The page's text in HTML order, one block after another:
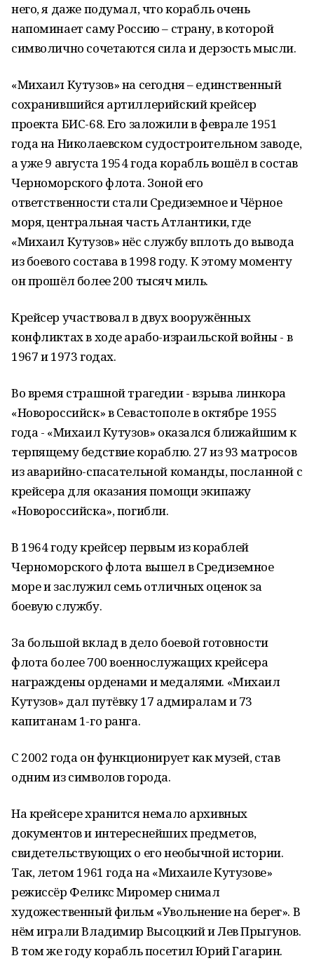
него, я даже подумал, что корабль очень
напоминает саму Россию – страну, в которой
символично сочетаются сила и дерзость мысли.
«Михаил Кутузов» на сегодня – единственный
сохранившийся артиллерийский крейсер
проекта БИС-68. Его заложили в феврале 1951
года на Николаевском судостроительном заводе,
а уже 9 августа 1954 года корабль вошёл в состав
Черноморского флота. Зоной его
ответственности стали Средиземное и Чёрное
моря, центральная часть Атлантики, где
«Михаил Кутузов» нёс службу вплоть до вывода
из боевого состава в 1998 году. К этому моменту
он прошёл более 200 тысяч миль.
Крейсер участвовал в двух вооружённых
конфликтах в ходе арабо-израильской войны - в
1967 и 1973 годах.
Во время страшной трагедии - взрыва линкора
«Новороссийск» в Севастополе в октябре 1955
года - «Михаил Кутузов» оказался ближайшим к
терпящему бедствие кораблю. 27 из 93 матросов
из аварийно-спасательной команды, посланной с
крейсера для оказания помощи экипажу
«Новороссийска», погибли.
В 1964 году крейсер первым из кораблей
Черноморского флота вышел в Средиземное
море и заслужил семь отличных оценок за
боевую службу.
За большой вклад в дело боевой готовности
флота более 700 военнослужащих крейсера
награждены орденами и медалями. «Михаил
Кутузов» дал путёвку 17 адмиралам и 73
капитанам 1-го ранга.
С 2002 года он функционирует как музей, став
одним из символов города.
На крейсере хранится немало архивных
документов и интереснейших предметов,
свидетельствующих о его необычной истории.
Так, летом 1961 года на «Михаиле Кутузове»
режиссёр Феликс Миромер снимал
художественный фильм «Увольнение на берег». В
нём играли Владимир Высоцкий и Лев Прыгунов.
В том же году корабль посетил Юрий Гагарин.